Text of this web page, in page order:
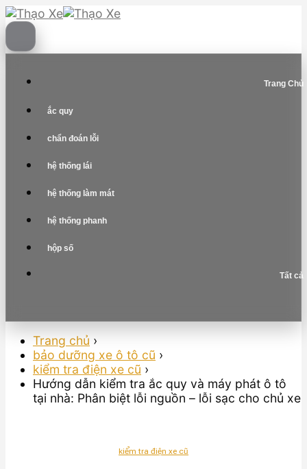
Skip
to
content
Trang Chủ
ắc quy
chẩn đoán lỗi
hệ thống lái
hệ thống làm mát
hệ thống phanh
hộp số
Tất cả
Trang chủ ›
bảo dưỡng xe ô tô cũ ›
kiểm tra điện xe cũ ›
Hướng dẫn kiểm tra ắc quy và máy phát ô tô
tại nhà: Phân biệt lỗi nguồn – lỗi sạc cho chủ xe
kiểm tra điện xe cũ